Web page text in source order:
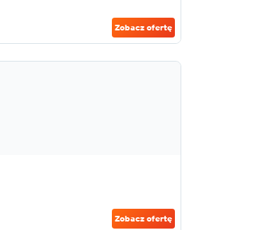
Zobacz ofertę
Zobacz ofertę